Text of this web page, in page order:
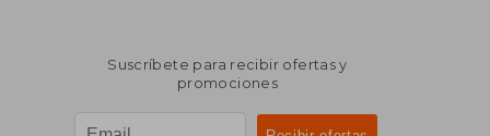
Suscríbete para recibir ofertas y
promociones